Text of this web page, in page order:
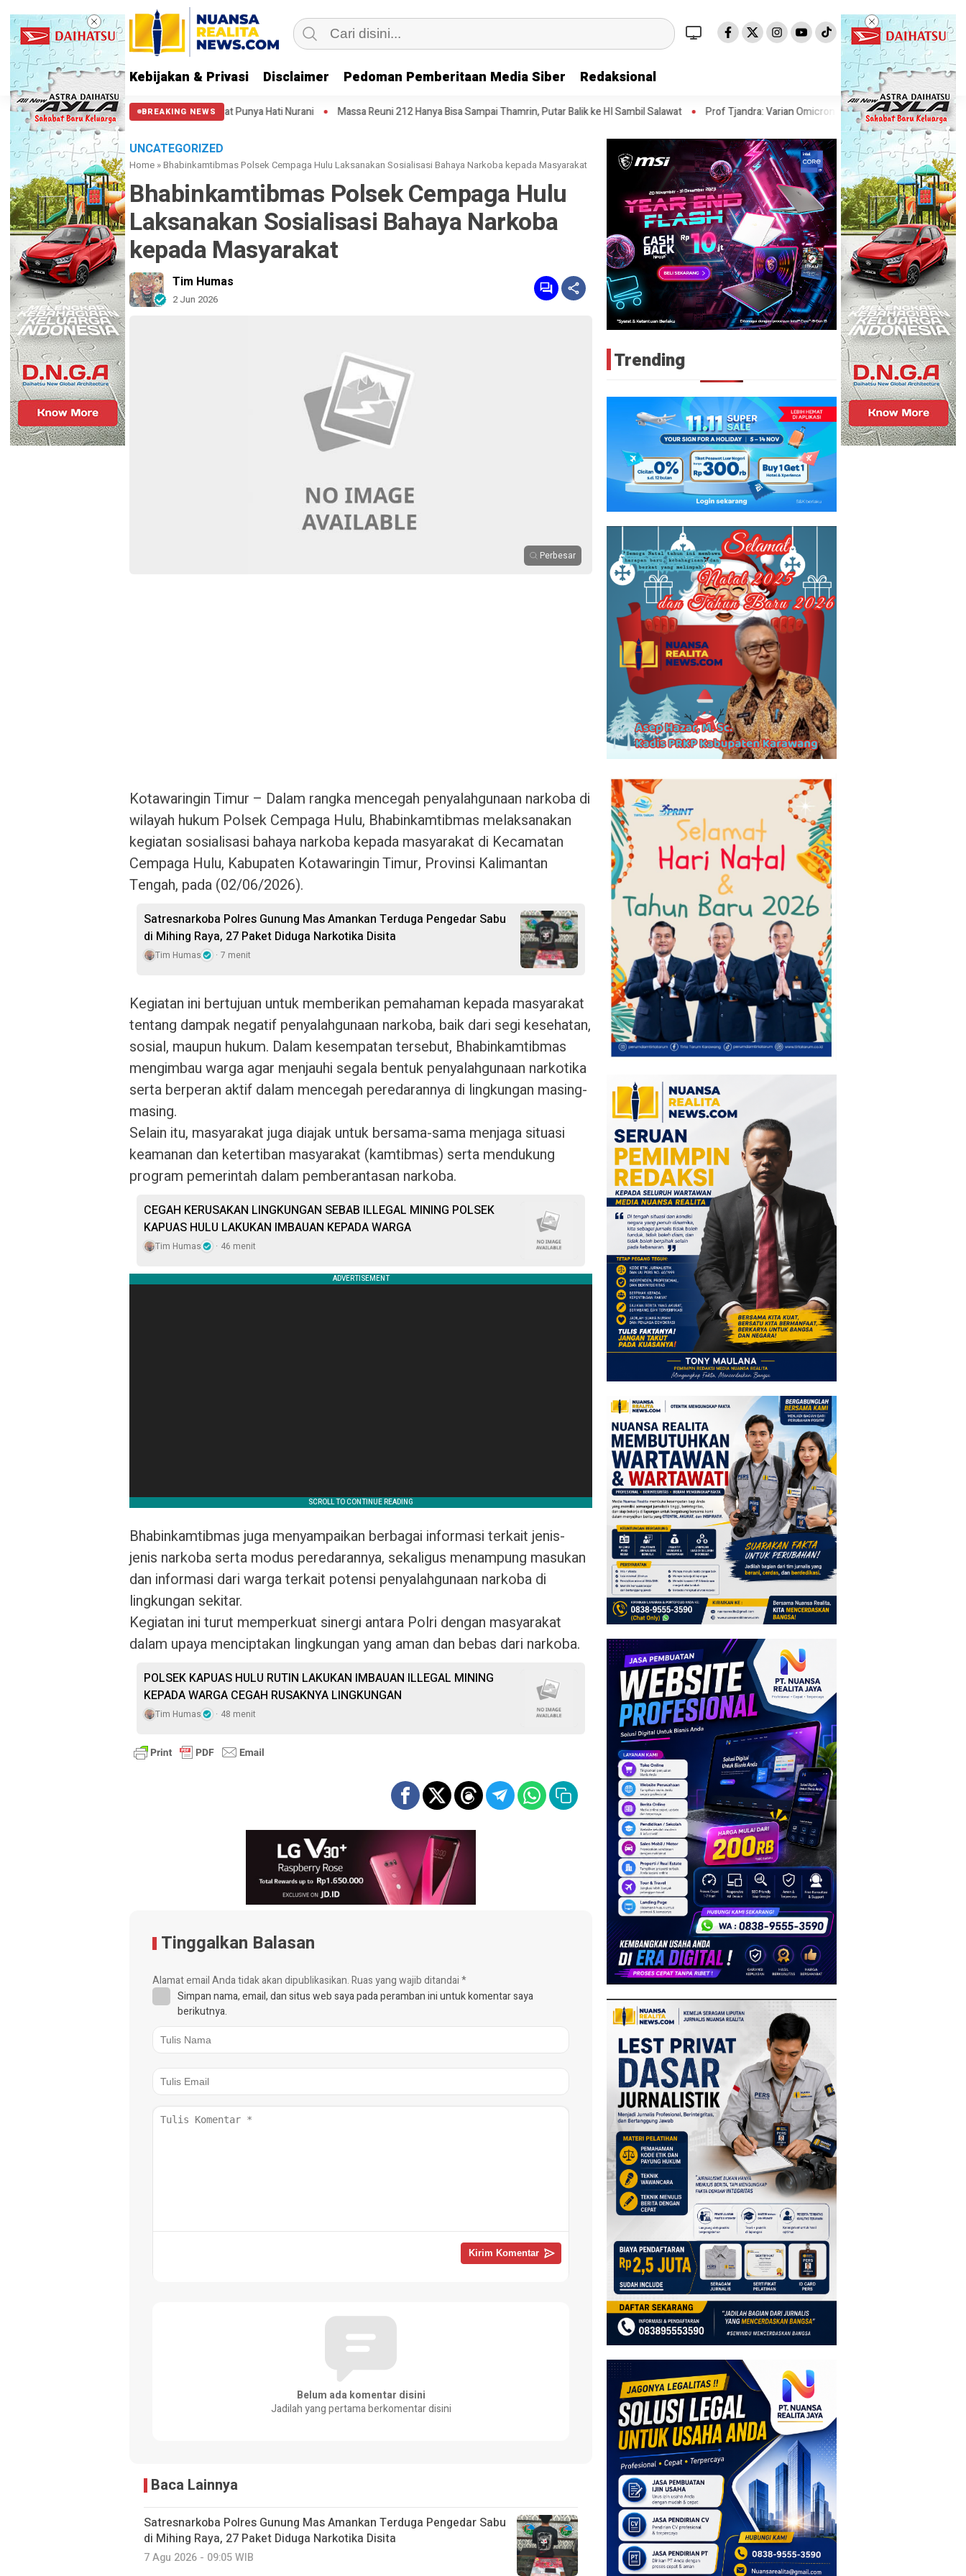
Kebijakan & Privasi Disclaimer Pedoman Pemberitaan Media Siber Redaksional
BREAKING NEWS
Patung Kuda: Semoga Aparat Punya Hati Nurani Massa Reuni 212 Hanya Bisa Sampai Thamrin, Putar Balik ke HI Sambil Salawat Prof Tjandra: Varian Omicron Mungkin Berdampak pada Obat Pasien COVID-19
UNCATEGORIZED
Home »Bhabinkamtibmas Polsek Cempaga Hulu Laksanakan Sosialisasi Bahaya Narkoba kepada Masyarakat
Bhabinkamtibmas Polsek Cempaga Hulu
Laksanakan Sosialisasi Bahaya Narkoba
kepada Masyarakat
Tim Humas
2 Jun 2026
Perbesar
Kotawaringin Timur – Dalam rangka mencegah penyalahgunaan narkoba di
wilayah hukum Polsek Cempaga Hulu, Bhabinkamtibmas melaksanakan
kegiatan sosialisasi bahaya narkoba kepada masyarakat di Kecamatan
Cempaga Hulu, Kabupaten Kotawaringin Timur, Provinsi Kalimantan
Tengah, pada (02/06/2026).
Satresnarkoba Polres Gunung Mas Amankan Terduga Pengedar Sabu
di Mihing Raya, 27 Paket Diduga Narkotika Disita
Tim Humas 7 menit
Kegiatan ini bertujuan untuk memberikan pemahaman kepada masyarakat
tentang dampak negatif penyalahgunaan narkoba, baik dari segi kesehatan,
sosial, maupun hukum. Dalam kesempatan tersebut, Bhabinkamtibmas
mengimbau warga agar menjauhi segala bentuk penyalahgunaan narkotika
serta berperan aktif dalam mencegah peredarannya di lingkungan masing-
masing.
Selain itu, masyarakat juga diajak untuk bersama-sama menjaga situasi
keamanan dan ketertiban masyarakat (kamtibmas) serta mendukung
program pemerintah dalam pemberantasan narkoba.
CEGAH KERUSAKAN LINGKUNGAN SEBAB ILLEGAL MINING POLSEK
KAPUAS HULU LAKUKAN IMBAUAN KEPADA WARGA
Tim Humas 46 menit
Bhabinkamtibmas juga menyampaikan berbagai informasi terkait jenis-
jenis narkoba serta modus peredarannya, sekaligus menampung masukan
dan informasi dari warga terkait potensi penyalahgunaan narkoba di
lingkungan sekitar.
Kegiatan ini turut memperkuat sinergi antara Polri dengan masyarakat
dalam upaya menciptakan lingkungan yang aman dan bebas dari narkoba.
POLSEK KAPUAS HULU RUTIN LAKUKAN IMBAUAN ILLEGAL MINING
KEPADA WARGA CEGAH RUSAKNYA LINGKUNGAN
Tim Humas 48 menit
Tinggalkan Balasan
Alamat email Anda tidak akan dipublikasikan.Ruas yang wajib ditandai*
Simpan nama, email, dan situs web saya pada peramban ini untuk komentar saya
berikutnya.
Belum ada komentar disini
Jadilah yang pertama berkomentar disini
Baca Lainnya
Satresnarkoba Polres Gunung Mas Amankan Terduga Pengedar Sabu
di Mihing Raya, 27 Paket Diduga Narkotika Disita
7 Agu 2026 - 09:05 WIB
Trending